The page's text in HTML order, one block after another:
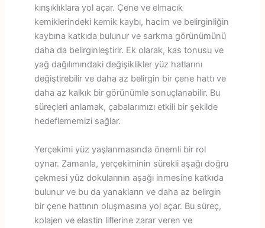
kırışıklıklara yol açar. Çene ve elmacık
kemiklerindeki kemik kaybı, hacim ve belirginliğin
kaybına katkıda bulunur ve sarkma görünümünü
daha da belirginleştirir. Ek olarak, kas tonusu ve
yağ dağılımındaki değişiklikler yüz hatlarını
değiştirebilir ve daha az belirgin bir çene hattı ve
daha az kalkık bir görünümle sonuçlanabilir. Bu
süreçleri anlamak, çabalarımızı etkili bir şekilde
hedeflememizi sağlar.
Yerçekimi yüz yaşlanmasında önemli bir rol
oynar. Zamanla, yerçekiminin sürekli aşağı doğru
çekmesi yüz dokularının aşağı inmesine katkıda
bulunur ve bu da yanakların ve daha az belirgin
bir çene hattının oluşmasına yol açar. Bu süreç,
kolajen ve elastin liflerine zarar veren ve